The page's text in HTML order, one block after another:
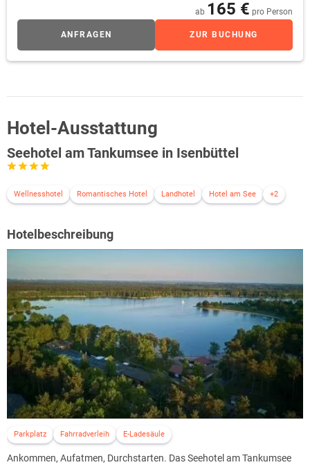
ab 165 € pro Person
ANFRAGEN ZUR BUCHUNG
Hotel-Ausstattung
Seehotel am Tankumsee in Isenbüttel
Wellnesshotel Romantisches Hotel Landhotel Hotel am See +2
Hotelbeschreibung
Parkplatz Fahrradverleih E-Ladesäule
Ankommen, Aufatmen, Durchstarten. Das Seehotel am Tankumsee